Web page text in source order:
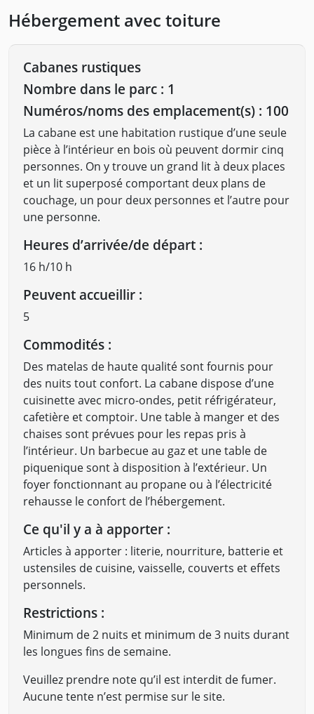
Hébergement avec toiture
Cabanes rustiques
Nombre dans le parc : 1
Numéros/noms des emplacement(s) : 100
La cabane est une habitation rustique d’une seule
pièce à l’intérieur en bois où peuvent dormir cinq
personnes. On y trouve un grand lit à deux places
et un lit superposé comportant deux plans de
couchage, un pour deux personnes et l’autre pour
une personne.
Heures d’arrivée/de départ :
16 h/10 h
Peuvent accueillir :
5
Commodités :
Des matelas de haute qualité sont fournis pour
des nuits tout confort. La cabane dispose d’une
cuisinette avec micro-ondes, petit réfrigérateur,
cafetière et comptoir. Une table à manger et des
chaises sont prévues pour les repas pris à
l’intérieur. Un barbecue au gaz et une table de
piquenique sont à disposition à l’extérieur. Un
foyer fonctionnant au propane ou à l’électricité
rehausse le confort de l’hébergement.
Ce qu'il y a à apporter :
Articles à apporter : literie, nourriture, batterie et
ustensiles de cuisine, vaisselle, couverts et effets
personnels.
Restrictions :
Minimum de 2 nuits et minimum de 3 nuits durant
les longues fins de semaine.
Veuillez prendre note qu’il est interdit de fumer.
Aucune tente n’est permise sur le site.